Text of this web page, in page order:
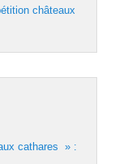
châteaux
cathares » :